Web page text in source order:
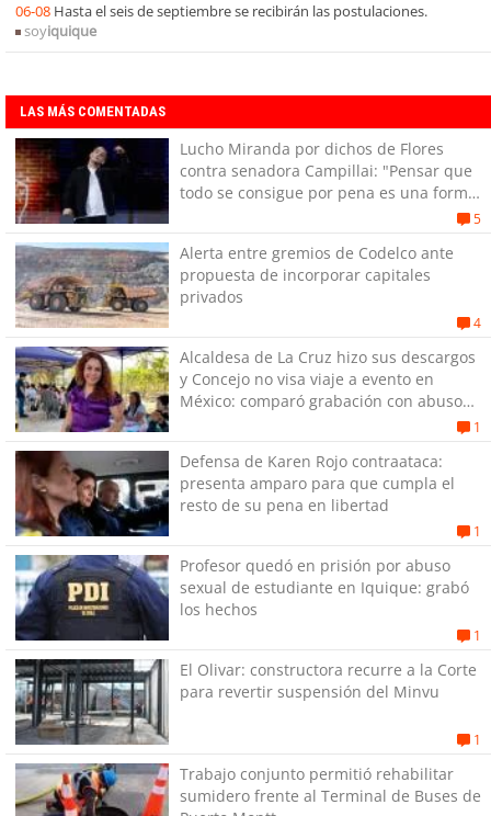
06-08 Hasta el seis de septiembre se recibirán las postulaciones.
soyiquique
LAS MÁS COMENTADAS
Lucho Miranda por dichos de Flores
contra senadora Campillai: "Pensar que
todo se consigue por pena es una forma
5
Alerta entre gremios de Codelco ante
propuesta de incorporar capitales
privados
4
Alcaldesa de La Cruz hizo sus descargos
y Concejo no visa viaje a evento en
México: comparó grabación con abuso
1
Defensa de Karen Rojo contraataca:
presenta amparo para que cumpla el
resto de su pena en libertad
1
Profesor quedó en prisión por abuso
sexual de estudiante en Iquique: grabó
los hechos
1
El Olivar: constructora recurre a la Corte
para revertir suspensión del Minvu
1
Trabajo conjunto permitió rehabilitar
sumidero frente al Terminal de Buses de